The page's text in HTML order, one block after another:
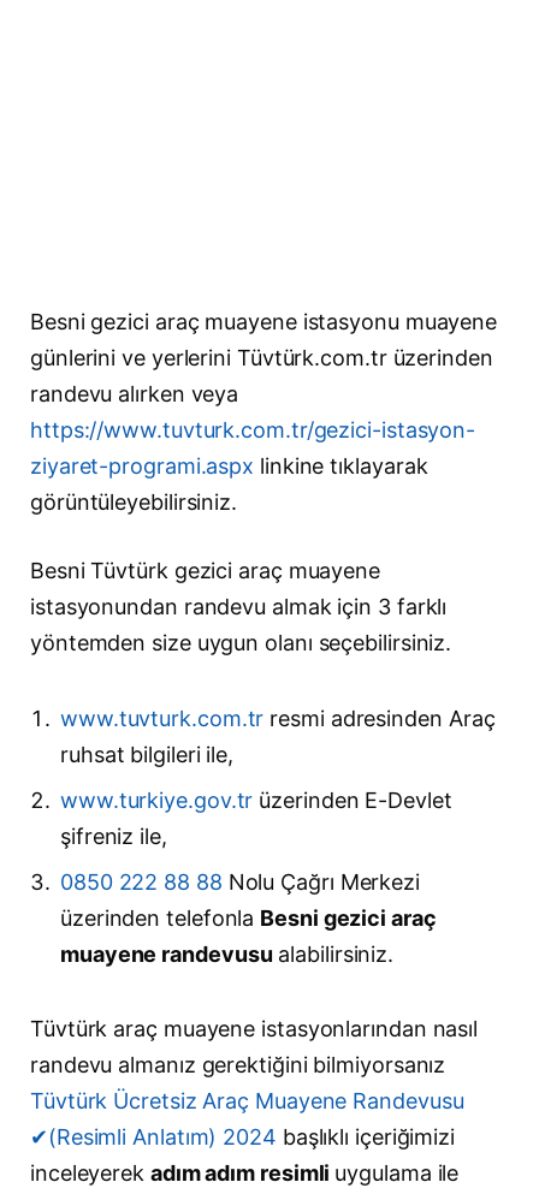
Besni gezici araç muayene istasyonu muayene
günlerini ve yerlerini Tüvtürk.com.tr üzerinden
randevu alırken veya
https://www.tuvturk.com.tr/gezici-istasyon-
ziyaret-programi.aspx linkine tıklayarak
görüntüleyebilirsiniz.
Besni Tüvtürk gezici araç muayene
istasyonundan randevu almak için 3 farklı
yöntemden size uygun olanı seçebilirsiniz.
www.tuvturk.com.tr resmi adresinden Araç
ruhsat bilgileri ile,
www.turkiye.gov.tr üzerinden E-Devlet
şifreniz ile,
0850 222 88 88 Nolu Çağrı Merkezi
üzerinden telefonla Besni gezici araç
muayene randevusu alabilirsiniz.
Tüvtürk araç muayene istasyonlarından nasıl
randevu almanız gerektiğini bilmiyorsanız
Tüvtürk Ücretsiz Araç Muayene Randevusu
✔(Resimli Anlatım) 2024 başlıklı içeriğimizi
inceleyerek adım adım resimli uygulama ile